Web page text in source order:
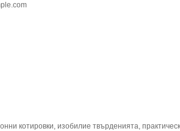
котировки, изобилие твърденията,